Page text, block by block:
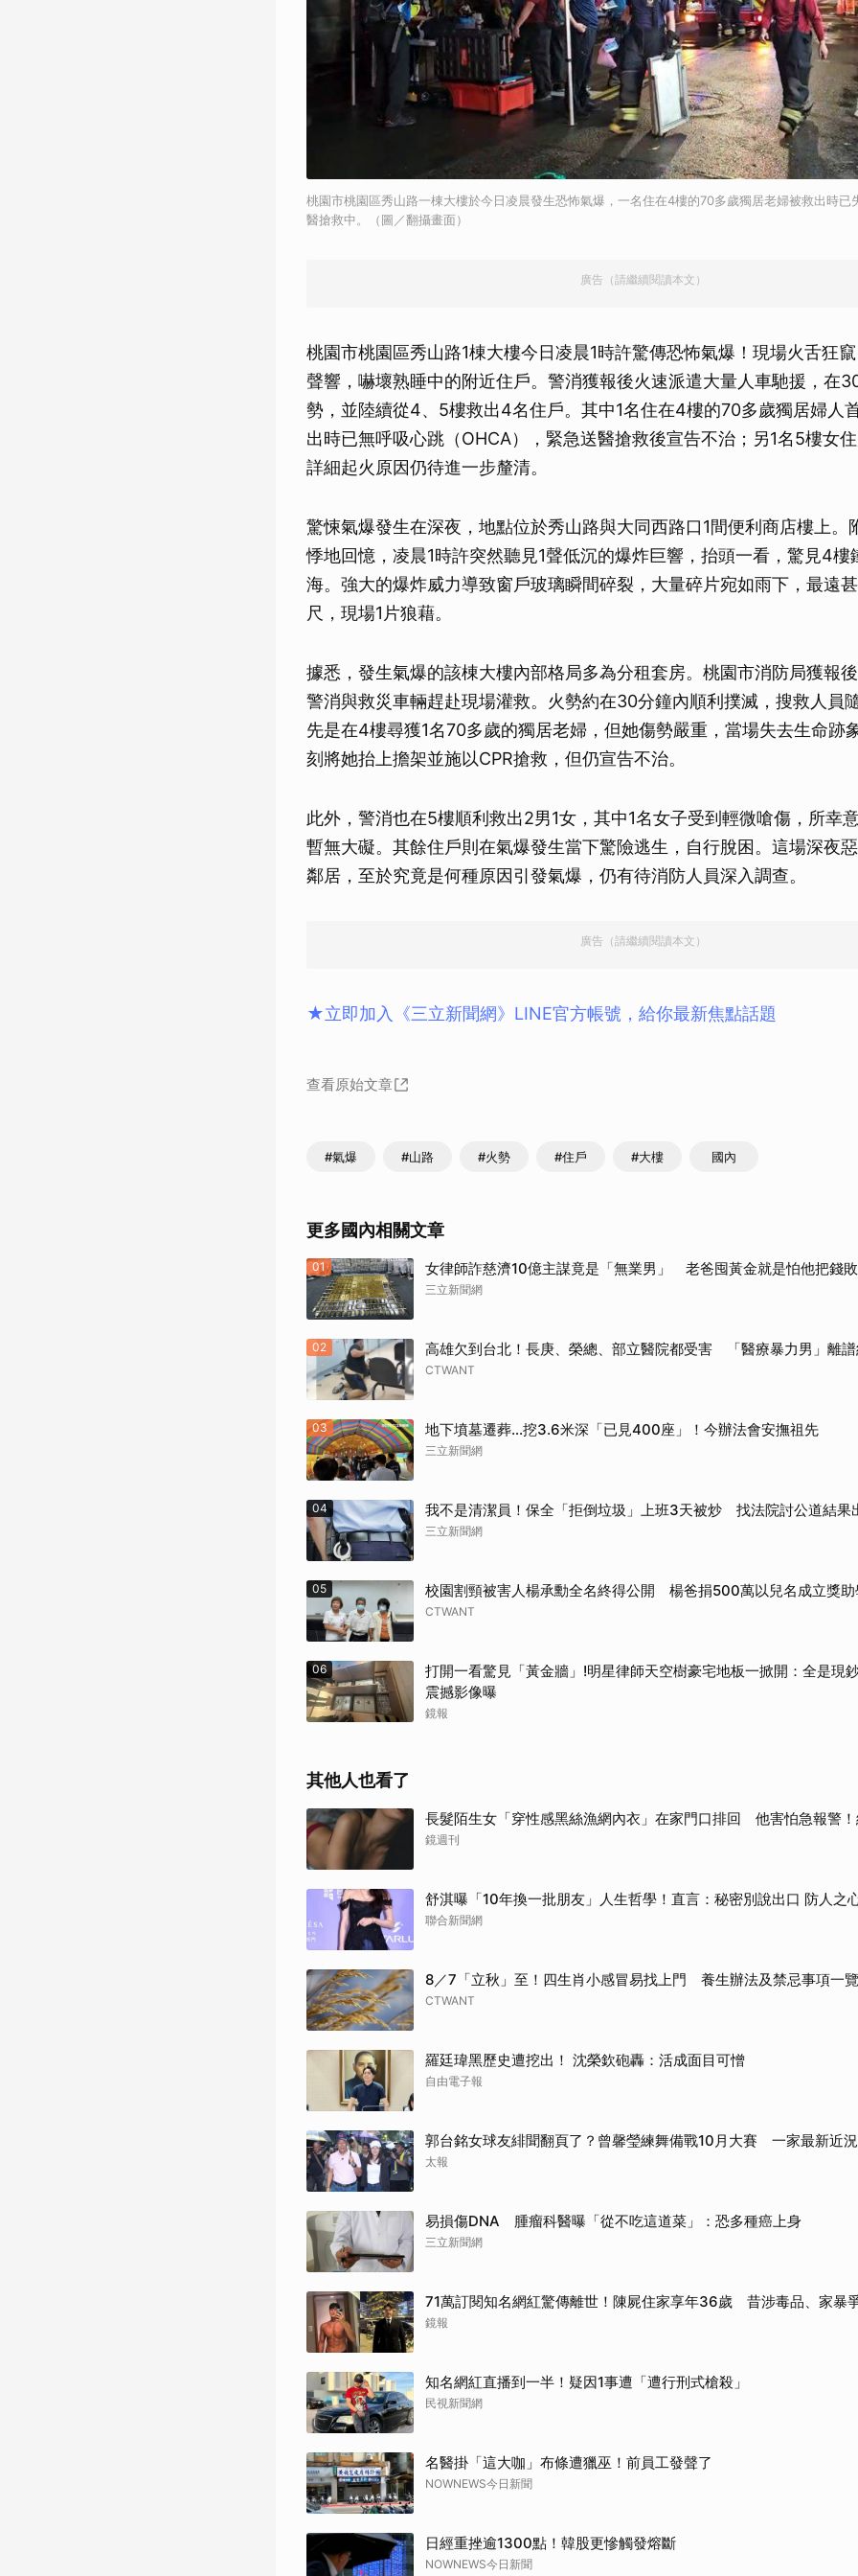
桃園市桃園區秀山路一棟大樓於今日凌晨發生恐怖氣爆，一名住在4樓的70多歲獨居老婦被救出時已
醫搶救中。（圖／翻攝畫面）
廣告（請繼續閱讀本文）
桃園市桃園區秀山路1棟大樓今日凌晨1時許驚傳恐怖氣爆！現場火舌狂
聲響，嚇壞熟睡中的附近住戶。警消獲報後火速派遣大量人車馳援，在
勢，並陸續從4、5樓救出4名住戶。其中1名住在4樓的70多歲獨居婦人
出時已無呼吸心跳（OHCA），緊急送醫搶救後宣告不治；另1名5樓女
詳細起火原因仍待進一步釐清。
驚悚氣爆發生在深夜，地點位於秀山路與大同西路口1間便利商店樓上。
悸地回憶，凌晨1時許突然聽見1聲低沉的爆炸巨響，抬頭一看，驚見4樓
海。強大的爆炸威力導致窗戶玻璃瞬間碎裂，大量碎片宛如雨下，最遠
尺，現場1片狼藉。
據悉，發生氣爆的該棟大樓內部格局多為分租套房。桃園市消防局獲報
警消與救災車輛趕赴現場灌救。火勢約在30分鐘內順利撲滅，搜救人員
先是在4樓尋獲1名70多歲的獨居老婦，但她傷勢嚴重，當場失去生命跡
刻將她抬上擔架並施以CPR搶救，但仍宣告不治。
此外，警消也在5樓順利救出2男1女，其中1名女子受到輕微嗆傷，所幸
暫無大礙。其餘住戶則在氣爆發生當下驚險逃生，自行脫困。這場深夜
鄰居，至於究竟是何種原因引發氣爆，仍有待消防人員深入調查。
廣告（請繼續閱讀本文）
★立即加入《三立新聞網》LINE官方帳號，給你最新焦點話題
查看原始文章
#氣爆 #山路 #火勢 #住戶 #大樓 國內
更多國內相關文章
01 女律師詐慈濟10億主謀竟是「無業男」 老爸囤黃金就是怕他把錢
三立新聞網
02 高雄欠到台北！長庚、榮總、部立醫院都受害 「醫療暴力男」離
CTWANT
03 地下墳墓遷葬…挖3.6米深「已見400座」！今辦法會安撫祖先
三立新聞網
04 我不是清潔員！保全「拒倒垃圾」上班3天被炒 找法院討公道結果
三立新聞網
05 校園割頸被害人楊承勳全名終得公開 楊爸捐500萬以兒名成立獎助
CTWANT
06
打開一看驚見「黃金牆」!明星律師天空樹豪宅地板一掀開：全
震撼影像曝
鏡報
其他人也看了
長髮陌生女「穿性感黑絲漁網內衣」在家門口排回 他害怕急報警
鏡週刊
舒淇曝「10年換一批朋友」人生哲學！直言：秘密別說出口 防人之
聯合新聞網
8／7「立秋」至！四生肖小感冒易找上門 養生辦法及禁忌事項一覽
CTWANT
羅廷瑋黑歷史遭挖出！ 沈榮欽砲轟：活成面目可憎
自由電子報
郭台銘女球友緋聞翻頁了？曾馨瑩練舞備戰10月大賽 一家最新近
太報
易損傷DNA 腫瘤科醫曝「從不吃這道菜」：恐多種癌上身
三立新聞網
71萬訂閱知名網紅驚傳離世！陳屍住家享年36歲 昔涉毒品、家暴
鏡報
知名網紅直播到一半！疑因1事遭「遭行刑式槍殺」
民視新聞網
名醫掛「這大咖」布條遭獵巫！前員工發聲了
NOWNEWS今日新聞
日經重挫逾1300點！韓股更慘觸發熔斷
NOWNEWS今日新聞